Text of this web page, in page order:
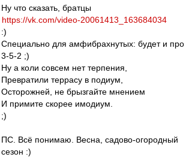
Ну что сказать, братцы
https://vk.com/video-20061413_163684034
:)
Специально для амфибрахнутых: будет и про
3-5-2 ;)
Ну а коли совсем нет терпения,
Превратили террасу в подиум,
Осторожней, не брызгайте мнением
И примите скорее имодиум.
;)
ПС. Всё понимаю. Весна, садово-огородный
сезон :)